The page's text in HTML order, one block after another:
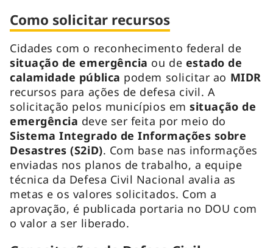
Como solicitar recursos
Cidades com o reconhecimento federal de
situação de emergência ou de estado de
calamidade pública podem solicitar ao MIDR
recursos para ações de defesa civil. A
solicitação pelos municípios emsituação de
emergência deve ser feita por meio do
Sistema Integrado de Informações sobre
Desastres (S2iD). Com base nas informações
enviadas nos planos de trabalho, a equipe
técnica da Defesa Civil Nacional avalia as
metas e os valores solicitados. Com a
aprovação, é publicada portaria no DOU com
o valor a ser liberado.